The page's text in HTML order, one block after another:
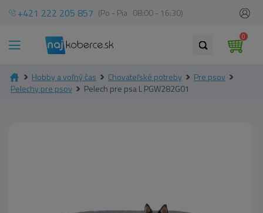
+421 222 205 857 (Po - Pia 08:00 - 16:30)
0
Hobby a voľný čas Chovateľské potreby
Pre psov
Pelechy pre psov
Pelech pre psa L PGW282G01